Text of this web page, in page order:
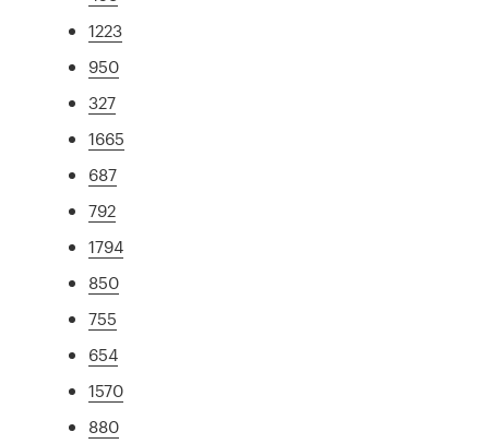
1223
950
327
1665
687
792
1794
850
755
654
1570
880